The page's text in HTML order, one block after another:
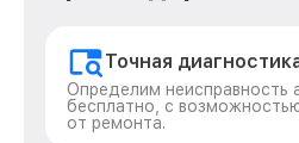
Точная
Определим неисправность
бесплатно, с
от ремонта.